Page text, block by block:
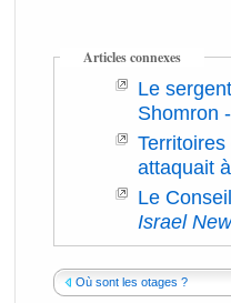
Articles connexes
Le
Shomron -
attaquait
Le
Israel
Où sont les otages ?